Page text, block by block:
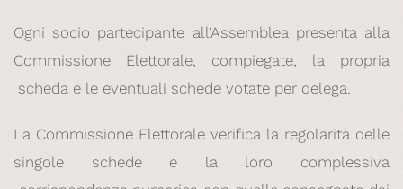
Ogni socio partecipante all’Assemblea presenta alla
Commissione Elettorale, compiegate, la propria
scheda e le eventuali schede votate per delega.
La Commissione Elettorale verifica la regolarità delle
singole schede e la loro complessiva